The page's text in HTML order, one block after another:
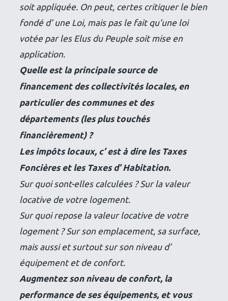
soit appliquée. On peut, certes critiquer le bien
fondé d’ une Loi, mais pas le fait qu’une loi
votée par les Elus du Peuple soit mise en
application.
Quelle est la principale source de
financement des collectivités locales, en
particulier des communes et des
départements (les plus touchés
financièrement) ?
Les impôts locaux, c’ est à dire les Taxes
Foncières et les Taxes d’ Habitation.
Sur quoi sont-elles calculées ? Sur la valeur
locative de votre logement.
Sur quoi repose la valeur locative de votre
logement ? Sur son emplacement, sa surface,
mais aussi et surtout sur son niveau d’
équipement et de confort.
Augmentez son niveau de confort, la
performance de ses équipements, et vous